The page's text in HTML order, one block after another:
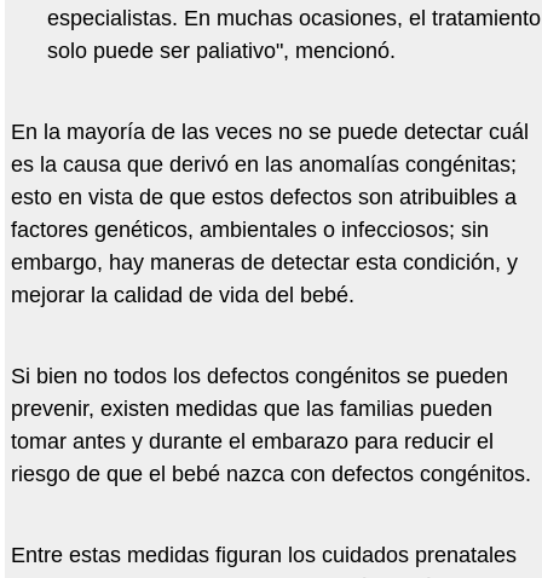
especialistas. En muchas ocasiones, el tratamiento
solo puede ser paliativo", mencionó.
En la mayoría de las veces no se puede detectar cuál
es la causa que derivó en las anomalías congénitas;
esto en vista de que estos defectos son atribuibles a
factores genéticos, ambientales o infecciosos; sin
embargo, hay maneras de detectar esta condición, y
mejorar la calidad de vida del bebé.
Si bien no todos los defectos congénitos se pueden
prevenir, existen medidas que las familias pueden
tomar antes y durante el embarazo para reducir el
riesgo de que el bebé nazca con defectos congénitos.
Entre estas medidas figuran los cuidados prenatales